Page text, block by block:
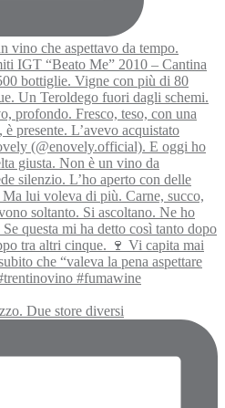
Due store diversi